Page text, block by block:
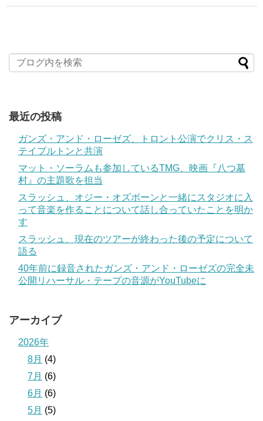
最近の投稿
ガンズ・アンド・ローゼズ、トロント公演でクリス・ス
テイプルトンと共演
マット・ソーラムも参加しているTMG、映画『八つ墓
村』の主題歌を担当
スラッシュ、オジー・オズボーンと一緒にスタジオに入
って音楽を作ることについて話し合っていたことを明か
す
スラッシュ、現在のツアーが終わった後の予定について
語る
40年前に録音されたガンズ・アンド・ローゼズの完全未
公開リハーサル・テープの音源がYouTubeに
アーカイブ
2026年
8月 (4)
7月 (6)
6月 (6)
5月 (5)